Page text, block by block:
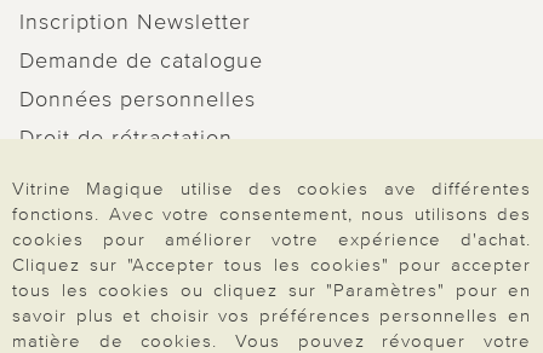
Inscription Newsletter
Demande de catalogue
Données personnelles
Droit de rétractation
Rétractation
Paiement & Livraison
Vitrine Magique utilise des cookies ave différentes
fonctions. Avec votre consentement, nous utilisons des
cookies pour améliorer votre expérience d'achat.
Cliquez sur "Accepter tous les cookies" pour accepter
tous les cookies ou cliquez sur "Paramètres" pour en
savoir plus et choisir vos préférences personnelles en
matière de cookies. Vous pouvez révoquer votre